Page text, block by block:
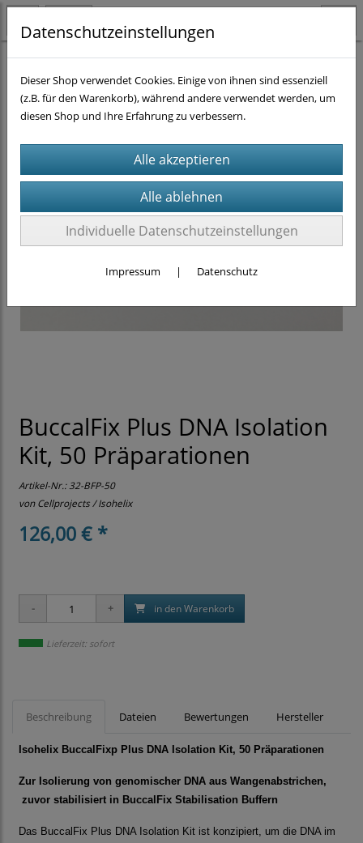
BuccalFix Plus DNA Isolation
Kit, 50 Präparationen
Artikel-Nr.:32-BFP-50
von Cellprojects / Isohelix
126,00 € *
in den Warenkorb
Lieferzeit: sofort
Beschreibung Dateien Bewertungen Hersteller
Isohelix BuccalFixp Plus DNA Isolation Kit, 50 Präparationen
Zur Isolierung von genomischer DNA aus Wangenabstrichen,
zuvor stabilisiert in BuccalFix Stabilisation Buffern
Das BuccalFix Plus DNA Isolation Kit ist konzipiert, um die DNA im
Datenschutzeinstellungen
Dieser Shop verwendet Cookies. Einige von ihnen sind essenziell
(z.B. für den Warenkorb), während andere verwendet werden, um
diesen Shop und Ihre Erfahrung zu verbessern.
Individuelle Datenschutzeinstellungen
Impressum | Datenschutz